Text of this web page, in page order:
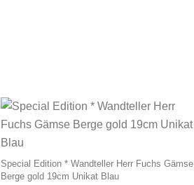
Special Edition * Wandteller Herr Fuchs Gämse
Berge gold 19cm Unikat Blau